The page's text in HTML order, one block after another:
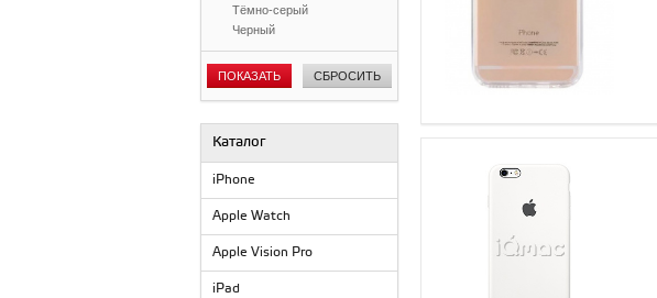
Тёмно-серый
Черный
ПОКАЗАТЬ СБРОСИТЬ
Каталог
iPhone
Apple Watch
Apple Vision Pro
iPad